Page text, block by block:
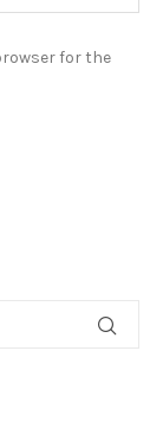
for the